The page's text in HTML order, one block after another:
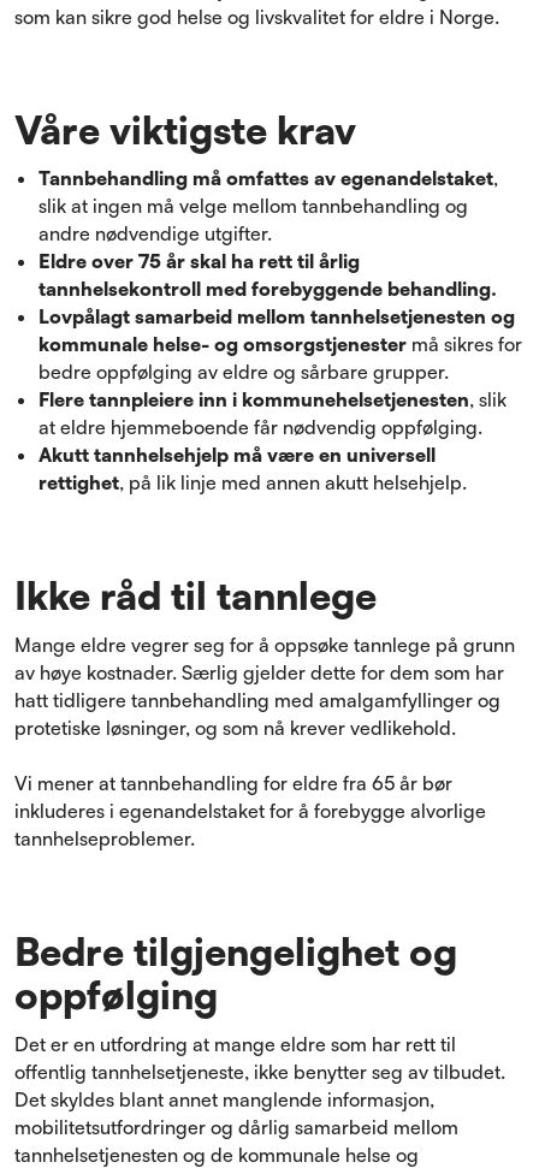
som kan sikre god helse og livskvalitet for eldre i Norge.
Våre viktigste krav
Tannbehandling må omfattes av egenandelstaket,
slik at ingen må velge mellom tannbehandling og
andre nødvendige utgifter.
Eldre over 75 år skal ha rett til årlig
tannhelsekontroll med forebyggende behandling.
Lovpålagt samarbeid mellom tannhelsetjenesten og
kommunale helse- og omsorgstjenester må sikres for
bedre oppfølging av eldre og sårbare grupper.
Flere tannpleiere inn i kommunehelsetjenesten, slik
at eldre hjemmeboende får nødvendig oppfølging.
Akutt tannhelsehjelp må være en universell
rettighet, på lik linje med annen akutt helsehjelp.
Ikke råd til tannlege
Mange eldre vegrer seg for å oppsøke tannlege på grunn
av høye kostnader. Særlig gjelder dette for dem som har
hatt tidligere tannbehandling med amalgamfyllinger og
protetiske løsninger, og som nå krever vedlikehold.
Vi mener at tannbehandling for eldre fra 65 år bør
inkluderes i egenandelstaket for å forebygge alvorlige
tannhelseproblemer.
Bedre tilgjengelighet og
oppfølging
Det er en utfordring at mange eldre som har rett til
offentlig tannhelsetjeneste, ikke benytter seg av tilbudet.
Det skyldes blant annet manglende informasjon,
mobilitetsutfordringer og dårlig samarbeid mellom
tannhelsetjenesten og de kommunale helse og